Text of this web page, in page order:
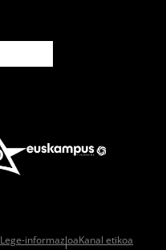
Lege-informazioaKanal etikoa